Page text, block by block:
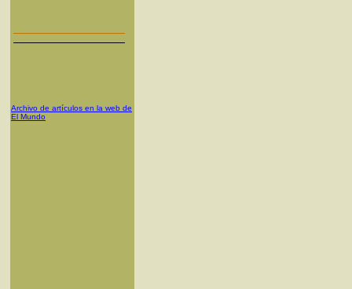
Archivo de artículos en la web de
El Mundo